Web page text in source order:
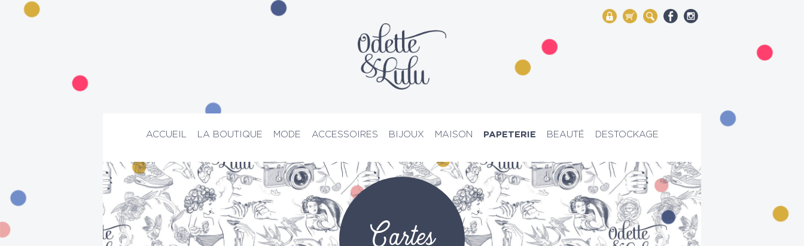
My Account
Mon panier
Rechercher
ACCUEIL LA BOUTIQUE MODE ACCESSOIRES BIJOUX MAISON PAPETERIE BEAUTÉ DESTOCKAGE
PRIX D’ATELIER